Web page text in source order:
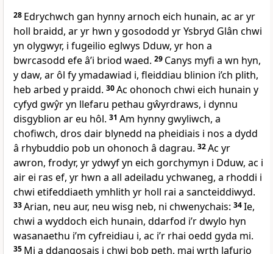
28 Edrychwch gan hynny arnoch eich hunain, ac ar yr
holl braidd, ar yr hwn y gosododd yr Ysbryd Glân chwi
yn olygwyr, i fugeilio eglwys Dduw, yr hon a
bwrcasodd efe â’i briod waed. 29 Canys myfi a wn hyn,
y daw, ar ôl fy ymadawiad i, fleiddiau blinion i’ch plith,
heb arbed y praidd. 30Ac ohonoch chwi eich hunain y
cyfyd gwŷr yn llefaru pethau gŵyrdraws, i dynnu
disgyblion ar eu hôl. 31 Am hynny gwyliwch, a
chofiwch, dros dair blynedd na pheidiais i nos a dydd
â rhybuddio pob un ohonoch â dagrau. 32Ac yr
awron, frodyr, yr ydwyf yn eich gorchymyn i Dduw, ac i
air ei ras ef, yr hwn a all adeiladu ychwaneg, a rhoddi i
chwi etifeddiaeth ymhlith yr holl rai a sancteiddiwyd.
33Arian, neu aur, neu wisg neb, ni chwenychais: 34Ie,
chwi a wyddoch eich hunain, ddarfod i’r dwylo hyn
wasanaethu i’m cyfreidiau i, ac i’r rhai oedd gyda mi.
35 Mi a ddangosais i chwi bob peth, mai wrth lafurio